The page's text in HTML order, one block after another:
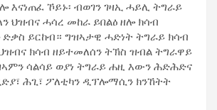
እናነጠፈ ኾይኑ፡ ብወገን ገዛኢ ሓይሊ ትግራይ
ህዝብና ሓሳረ መከራ ይበልዕ ዘሎ ክሳብ
ይርከብ። ግዝኣታዊ ሓድነት ትግራይ ክሳብ
ክሳብ ዘይተመለሰን ትኽስ ዝብል ትግራዋይ
ሳልሳይ ወያነ ትግራይ ሐዚ እውን ሕድሕድና
ሕጊ፣ ፖለቲካን ዲፕሎማሲን ክንኸትት